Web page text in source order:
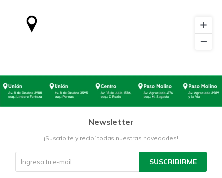
Newsletter
¡Suscribite y recibí todas nuestras novedades!
SUSCRIBIRME